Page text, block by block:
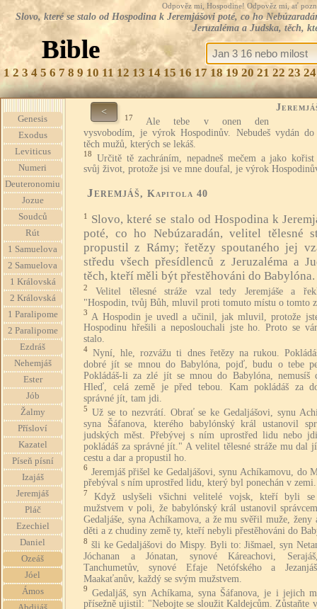
Odpověz mi, Hospodine! Odpověz mi, ať
Slovo, které se stalo od Hospodina k Jeremjášovi poté, co ho
Jeruzaléma a Judska, těch,
Bible
1 2 3 4 5 6 7 8 9 10 11 12 13 14 15 16 17 18 19 20 21 22 23 24
Genesis
Exodus
Leviticus
Numeri
Deuteronomiu
Jozue
Soudců
Rút
1 Samuelova
2 Samuelova
1 Královská
2 Královská
1 Paralipome
2 Paralipome
Ezdráš
Nehemjáš
Ester
Jób
Žalmy
Přísloví
Kazatel
Píseň písní
Izajáš
Jeremjáš
Pláč
Ezechiel
Daniel
Ozeáš
Jóel
Ámos
<
17
Ale tebe v onen den
vysvobodím, je výrok Hospodinův. Nebudeš vydán
těch mužů, kterých se lekáš.
18
Určitě tě zachráním, nepadneš mečem a jako kořist
svůj život, protože jsi ve mne doufal, je výrok
Jeremjáš, Kapitola 40
1
Slovo, které se stalo od Hospodina k
poté, co ho Nebúzaradán, velitel tělesné
propustil z Rámy; řetězy spoutaného jej
středu všech přesídlenců z Jeruzaléma a
těch, kteří měli být přestěhováni do Babylóna.
2
Velitel tělesné stráže vzal tedy Jeremjáše a
"Hospodin, tvůj Bůh, mluvil proti tomuto místu o tomto
3 A Hospodin je uvedl a učinil, jak mluvil, protože
Hospodinu hřešili a neposlouchali jste ho. Proto se
stalo.
4 Nyní, hle, rozvážu ti dnes řetězy na rukou.
dobré jít se mnou do Babylóna, pojď, budu o tebe
Pokládáš-li za zlé jít se mnou do Babylóna, nemusíš
Hleď, celá země je před tebou. Kam pokládáš za
správné jít, tam jdi.
5 Už se to nezvrátí. Obrať se ke Gedaljášovi, synu
syna Šáfanova, kterého babylónský král ustanovil
judských měst. Přebývej s ním uprostřed lidu nebo
pokládáš za správné jít." A velitel tělesné stráže mu dal
cestu a dar a propustil ho.
6 Jeremjáš přišel ke Gedaljášovi, synu Achíkamovu, do
přebýval s ním uprostřed lidu, který byl ponechán v zemi.
7
Když uslyšeli všichni velitelé vojsk, kteří byli se
mužstvem v poli, že babylónský král ustanovil
Gedaljáše, syna Achíkamova, a že mu svěřil muže, ženy
děti a z chudiny země ty, kteří nebyli přestěhováni do
8 šli ke Gedaljášovi do Mispy. Byli to: Jišmael, syn
Jóchanan a Jónatan, synové Káreachovi,
Tanchumetův, synové Efaje Netófského a
Maakaťanův, každý se svým mužstvem.
9
Gedaljáš, syn Achíkama, syna Šáfanova, je i jejich
přísežně ujistil: "Nebojte se sloužit Kaldejcům. Zůstaňte